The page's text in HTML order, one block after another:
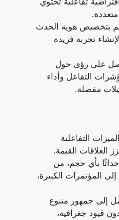
بتخصيص هوية الحدث
تجربة فريدة
على رؤى حول
التفاعل وأداء
مفصلة.
التفاعلية
العلاقات القيمة.
بأي حجم، من
المؤتمرات الكبيرة،
إلى جمهور متنوع
قيود جغرافية،